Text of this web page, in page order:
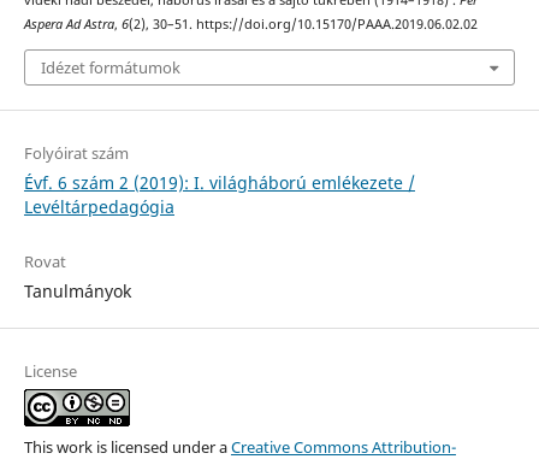
Aspera Ad Astra, 6(2), 30–51. https://doi.org/10.15170/PAAA.2019.06.02.02
Idézet formátumok
Folyóirat szám
Évf. 6 szám 2 (2019): I. világháború emlékezete /
Levéltárpedagógia
Rovat
Tanulmányok
License
This work is licensed under aCreative Commons Attribution-